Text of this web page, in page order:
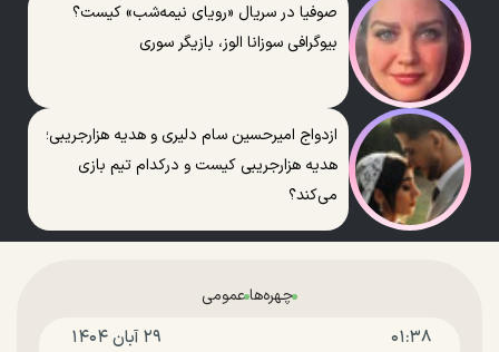
صوفیا در سریال «رویای نیمه‌شب» کیست؟
بیوگرافی سوزانا الوز، بازیگر سوری
ازدواج امیرحسین سام دلیری و هدیه هزارجریبی؛
هدیه هزارجریبی کیست و درکدام تیم بازی
می‌کند؟
چهره‌هاعمومی
۰۱:۳۸ ۲۹ آبان ۱۴۰۴